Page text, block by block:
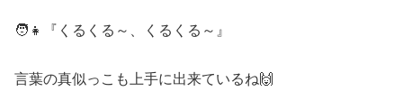
🧑👧『くるくる～、くるくる～』
言葉の真似っこも上手に出来ているね🙌